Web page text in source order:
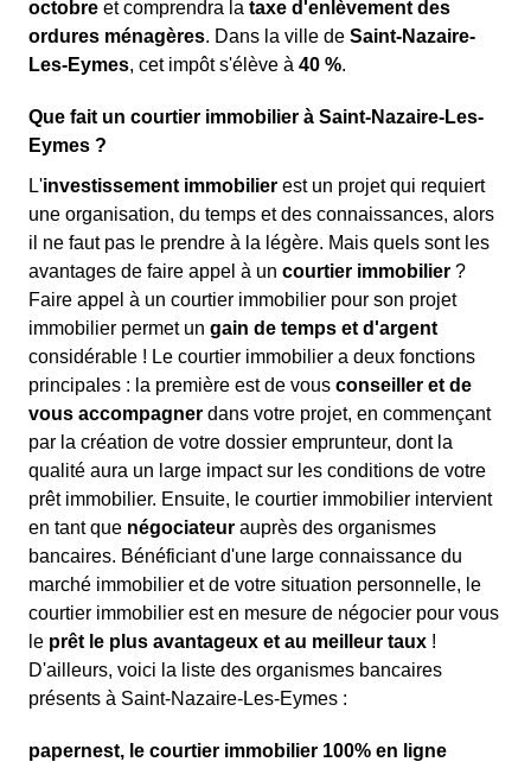
octobre et comprendra la taxe d'enlèvement des
ordures ménagères. Dans la ville de Saint-Nazaire-
Les-Eymes, cet impôt s'élève à 40 %.
Que fait un courtier immobilier à Saint-Nazaire-Les-
Eymes ?
L'investissement immobilier est un projet qui requiert
une organisation, du temps et des connaissances, alors
il ne faut pas le prendre à la légère. Mais quels sont les
avantages de faire appel à un courtier immobilier ?
Faire appel à un courtier immobilier pour son projet
immobilier permet un gain de temps et d'argent
considérable ! Le courtier immobilier a deux fonctions
principales : la première est de vous conseiller et de
vous accompagner dans votre projet, en commençant
par la création de votre dossier emprunteur, dont la
qualité aura un large impact sur les conditions de votre
prêt immobilier. Ensuite, le courtier immobilier intervient
en tant que négociateur auprès des organismes
bancaires. Bénéficiant d'une large connaissance du
marché immobilier et de votre situation personnelle, le
courtier immobilier est en mesure de négocier pour vous
le prêt le plus avantageux et au meilleur taux !
D'ailleurs, voici la liste des organismes bancaires
présents à Saint-Nazaire-Les-Eymes :
papernest, le courtier immobilier 100% en ligne